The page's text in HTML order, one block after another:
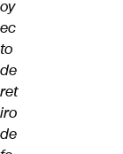
oy
ec
to
de
ret
iro
de